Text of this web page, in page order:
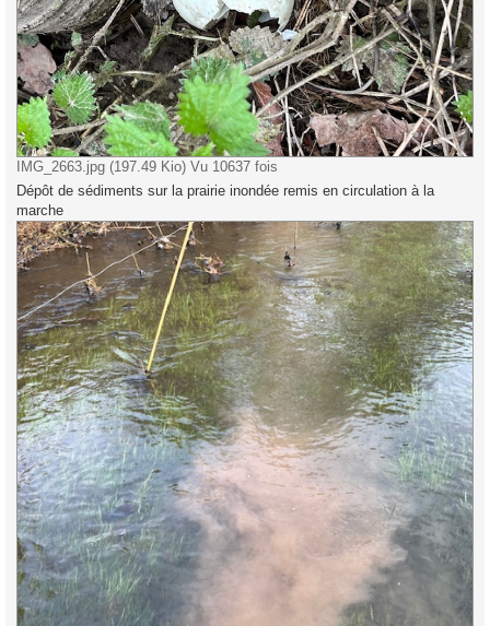
IMG_2663.jpg (197.49 Kio) Vu 10637 fois
Dépôt de sédiments sur la prairie inondée remis en circulation à la
marche